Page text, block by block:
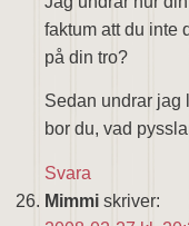
faktum att du inte
på din tro?
Sedan undrar jag
bor du, vad
Svara
Mimmi skriver: